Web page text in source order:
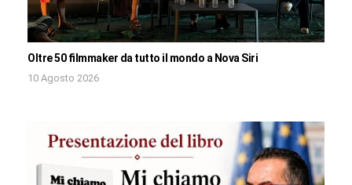
Oltre 50 filmmaker da tutto il mondo a Nova Siri
10 Agosto 2026